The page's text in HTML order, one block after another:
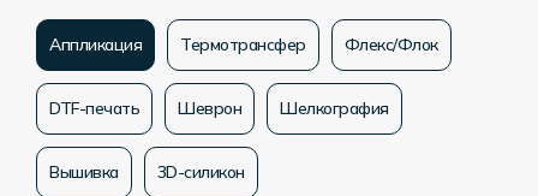
Аппликация Термотрансфер Флекс/Флок
DTF-печать Шеврон Шелкография
Вышивка 3D-силикон